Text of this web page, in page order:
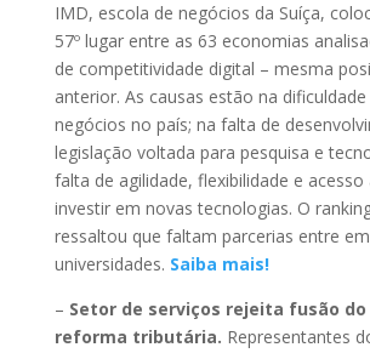
IMD, escola de negócios da Suíça,
57º lugar entre as 63 economias
de competitividade digital – mesma
anterior. As causas estão na
negócios no país; na falta de
legislação voltada para pesquisa e
falta de agilidade, flexibilidade e acesso
investir em novas tecnologias. O
ressaltou que faltam parcerias entre
universidades. Saiba mais!
– Setor de serviços rejeita fusão do
reforma tributária. Representantes